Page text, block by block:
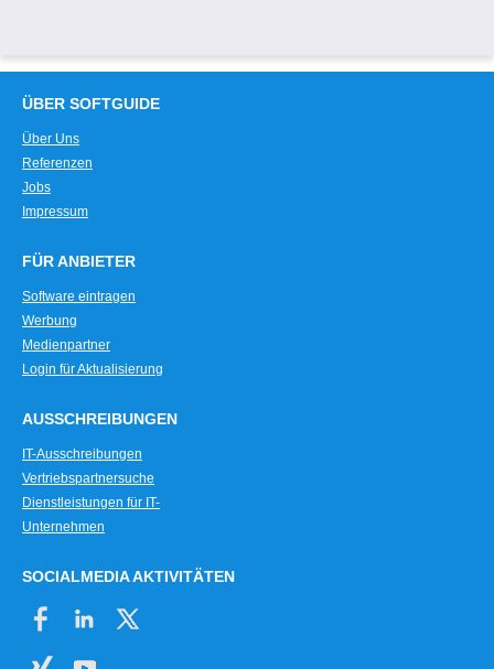
ÜBER SOFTGUIDE
Über Uns
Referenzen
Jobs
Impressum
FÜR ANBIETER
Software eintragen
Werbung
Medienpartner
Login für Aktualisierung
AUSSCHREIBUNGEN
IT-Ausschreibungen
Vertriebspartnersuche
Dienstleistungen für IT-
Unternehmen
SOCIALMEDIA AKTIVITÄTEN